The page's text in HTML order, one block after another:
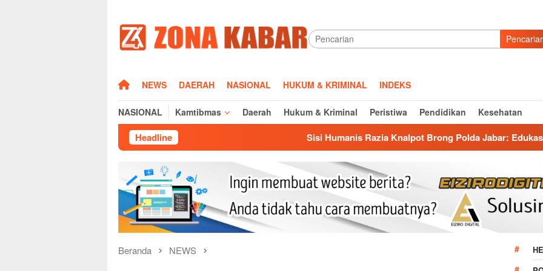
konten
HOMENEWS DAERAH NASIONAL HUKUM & KRIMINAL INDEKS
NASIONAL Kamtibmas Daerah Hukum & Kriminal Peristiwa Pendidikan Kesehatan
Headline Sisi Humanis Razia Knalpot Brong Polda Jabar: Edukasi Pengendara
Beranda NEWS